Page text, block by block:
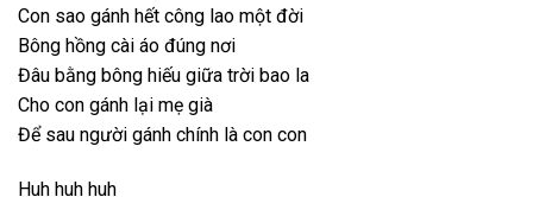
Con sao gánh hết công lao một đời
Bông hồng cài áo đúng nơi
Đâu bằng bông hiếu giữa trời bao la
Cho con gánh lại mẹ già
Để sau người gánh chính là con con
Huh huh huh